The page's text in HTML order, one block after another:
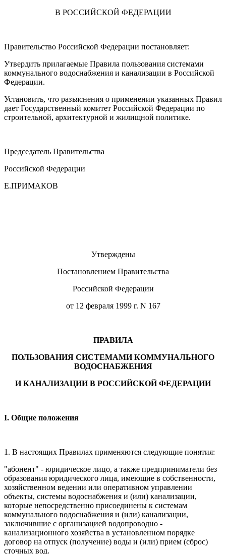
В РОССИЙСКОЙ ФЕДЕРАЦИИ
Правительство Российской Федерации постановляет:
Утвердить прилагаемые Правила пользования системами
коммунального водоснабжения и канализации в Российской
Федерации.
Установить, что разъяснения о применении указанных Правил
дает Государственный комитет Российской Федерации по
строительной, архитектурной и жилищной политике.
Председатель Правительства
Российской Федерации
Е.ПРИМАКОВ
Утверждены
Постановлением Правительства
Российской Федерации
от 12 февраля 1999 г. N 167
ПРАВИЛА
ПОЛЬЗОВАНИЯ СИСТЕМАМИ КОММУНАЛЬНОГО
ВОДОСНАБЖЕНИЯ
И КАНАЛИЗАЦИИ В РОССИЙСКОЙ ФЕДЕРАЦИИ
I. Общие положения
1. В настоящих Правилах применяются следующие понятия:
"абонент" - юридическое лицо, а также предприниматели без
образования юридического лица, имеющие в собственности,
хозяйственном ведении или оперативном управлении
объекты, системы водоснабжения и (или) канализации,
которые непосредственно присоединены к системам
коммунального водоснабжения и (или) канализации,
заключившие с организацией водопроводно -
канализационного хозяйства в установленном порядке
договор на отпуск (получение) воды и (или) прием (сброс)
сточных вод.